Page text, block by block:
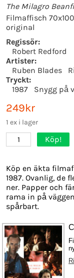
The Milagro
Filmaffisch
original
Regissör:
Robert Redford
Artister:
Ruben Blades
Tryckt:
1987
Snygg på
249kr
1 ex i lager
1 Köp!
Köp en äkta
1987. Ovanlig, de
ner. Papper och
rama in på
spårbart.